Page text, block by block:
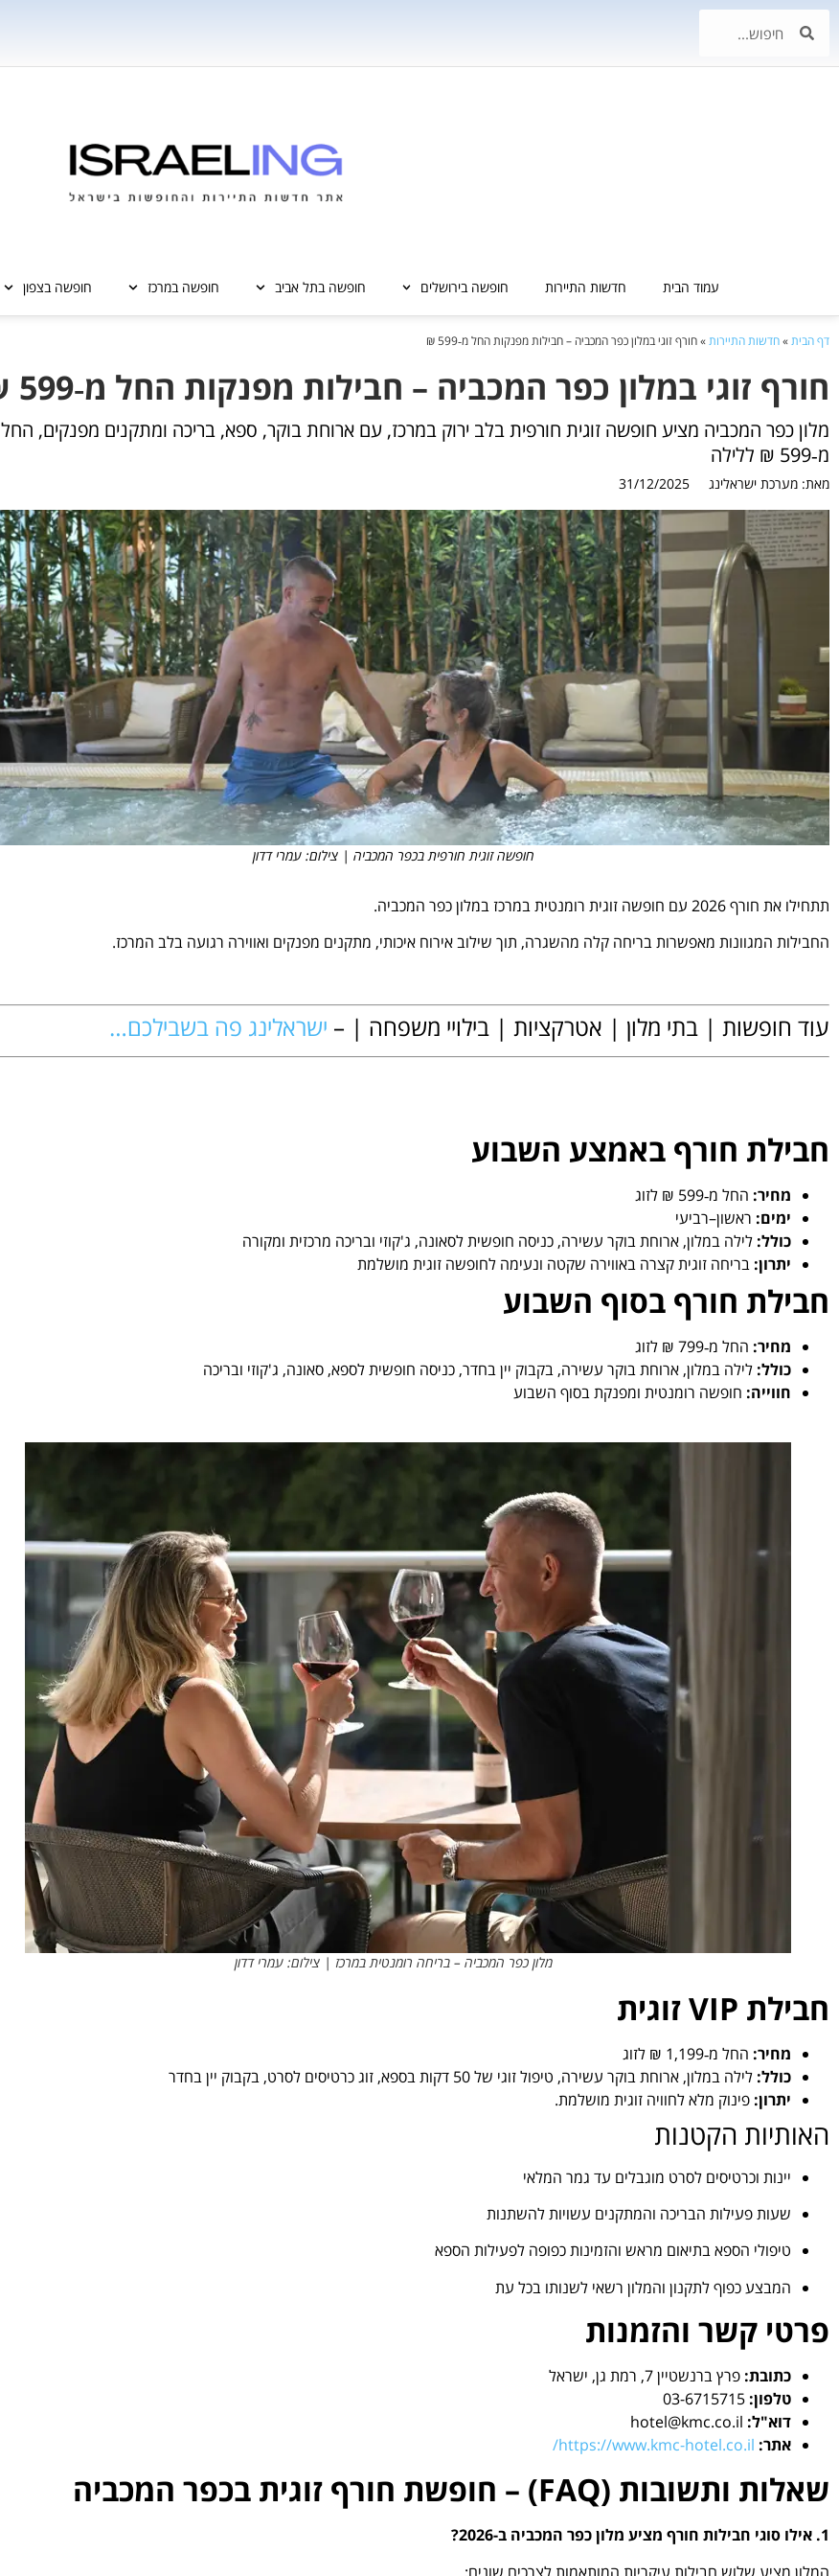
עמוד הבית חדשות התיירות חופשה בירושלים חופשה בתל אביב חופשה במרכז חופשה בצפון
דף הבית»חדשות התיירות»חורף זוגי במלון כפר המכביה – חבילות מפנקות החל מ‑599 ₪
חורף זוגי במלון כפר המכביה – חבילות מפנקות החל מ‑599 ₪
מלון כפר המכביה מציע חופשה זוגית חורפית בלב ירוק במרכז, עם ארוחת בוקר, ספא, בריכה ומתקנים מפנקים, החל
מ‑599 ₪ ללילה
מאת: מערכת ישראלינג 31/12/2025
חופשה זוגית חורפית בכפר המכביה | צילום: עמרי דדון
תתחילו את חורף 2026 עם חופשה זוגית רומנטית במרכז במלון כפר המכביה.
החבילות המגוונות מאפשרות בריחה קלה מהשגרה, תוך שילוב אירוח איכותי, מתקנים מפנקים ואווירה רגועה בלב המרכז.
עוד חופשות | בתי מלון | אטרקציות | בילויי משפחה | – ישראלינג פה בשבילכם…
חבילת חורף באמצע השבוע
מחיר: החל מ‑599 ₪ לזוג
ימים: ראשון–רביעי
כולל: לילה במלון, ארוחת בוקר עשירה, כניסה חופשית לסאונה, ג'קוזי ובריכה מרכזית ומקורה
יתרון: בריחה זוגית קצרה באווירה שקטה ונעימה לחופשה זוגית מושלמת
חבילת חורף בסוף השבוע
מחיר: החל מ‑799 ₪ לזוג
כולל: לילה במלון, ארוחת בוקר עשירה, בקבוק יין בחדר, כניסה חופשית לספא, סאונה, ג'קוזי ובריכה
חווייה: חופשה רומנטית ומפנקת בסוף השבוע
מלון כפר המכביה – בריחה רומנטית במרכז | צילום: עמרי דדון
חבילת VIP זוגית
מחיר: החל מ‑1,199 ₪ לזוג
כולל: לילה במלון, ארוחת בוקר עשירה, טיפול זוגי של 50 דקות בספא, זוג כרטיסים לסרט, בקבוק יין בחדר
יתרון: פינוק מלא לחוויה זוגית מושלמת.
האותיות הקטנות
יינות וכרטיסים לסרט מוגבלים עד גמר המלאי
שעות פעילות הבריכה והמתקנים עשויות להשתנות
טיפולי הספא בתיאום מראש והזמינות כפופה לפעילות הספא
המבצע כפוף לתקנון והמלון רשאי לשנותו בכל עת
פרטי קשר והזמנות
כתובת: פרץ ברנשטיין 7, רמת גן, ישראל
טלפון:
דוא"ל: hotel@kmc.co.il
אתר: https://www.kmc-hotel.co.il/
שאלות ותשובות (FAQ) – חופשת חורף זוגית בכפר המכביה
1. אילו סוגי חבילות חורף מציע מלון כפר המכביה ב-2026?
המלון מציע שלוש חבילות עיקריות המותאמות לצרכים שונים: